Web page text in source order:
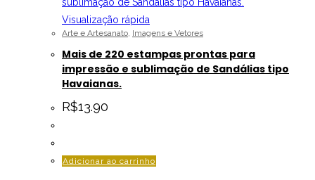
Visualização rápida
Arte e Artesanato, Imagens e Vetores
Mais de 220 estampas prontas para
impressão e sublimação de Sandálias tipo
Havaianas.
R$13.90
Adicionar ao carrinho